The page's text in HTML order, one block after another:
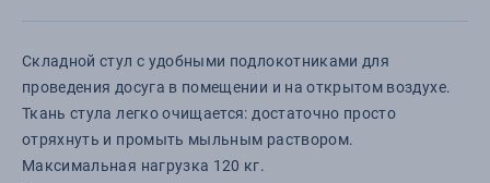
Складной стул с удобными подлокотниками для
проведения досуга в помещении и на открытом воздухе.
Ткань стула легко очищается: достаточно просто
отряхнуть и промыть мыльным раствором.
Максимальная нагрузка 120 кг.